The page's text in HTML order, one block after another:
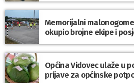
Memorijalni
okupio brojne ekipe i
Općina Vidovec ulaže u
prijave za općinske